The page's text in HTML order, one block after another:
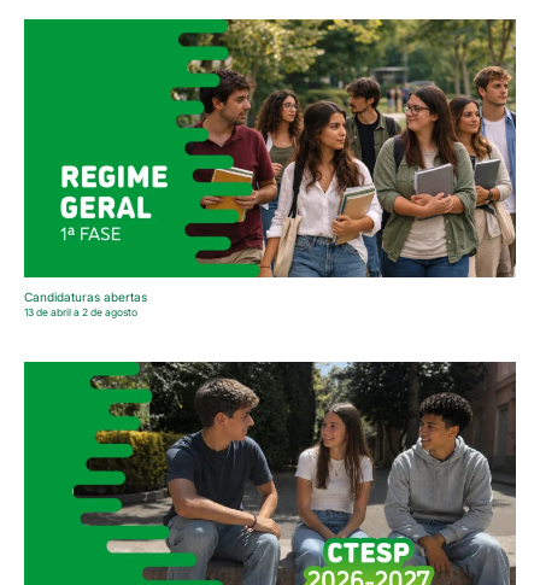
Candidaturas abertas
13 de abril a 2 de agosto